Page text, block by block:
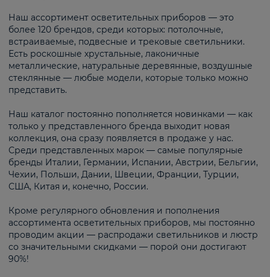
Наш ассортимент осветительных приборов — это
более 120 брендов, среди которых: потолочные,
встраиваемые, подвесные и трековые светильники.
Есть роскошные хрустальные, лаконичные
металлические, натуральные деревянные, воздушные
стеклянные — любые модели, которые только можно
представить.
Наш каталог постоянно пополняется новинками — как
только у представленного бренда выходит новая
коллекция, она сразу появляется в продаже у нас.
Среди представленных марок — самые популярные
бренды Италии, Германии, Испании, Австрии, Бельгии,
Чехии, Польши, Дании, Швеции, Франции, Турции,
США, Китая и, конечно, России.
Кроме регулярного обновления и пополнения
ассортимента осветительных приборов, мы постоянно
проводим акции — распродажи светильников и люстр
со значительными скидками — порой они достигают
90%!